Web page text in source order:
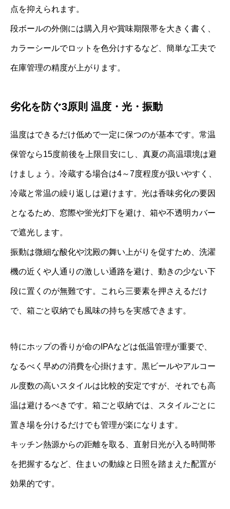
点を抑えられます。
段ボールの外側には購入月や賞味期限帯を大きく書く、
カラーシールでロットを色分けするなど、簡単な工夫で
在庫管理の精度が上がります。
劣化を防ぐ3原則 温度・光・振動
温度はできるだけ低めで一定に保つのが基本です。常温
保管なら15度前後を上限目安にし、真夏の高温環境は避
けましょう。冷蔵する場合は4～7度程度が扱いやすく、
冷蔵と常温の繰り返しは避けます。光は香味劣化の要因
となるため、窓際や蛍光灯下を避け、箱や不透明カバー
で遮光します。
振動は微細な酸化や沈殿の舞い上がりを促すため、洗濯
機の近くや人通りの激しい通路を避け、動きの少ない下
段に置くのが無難です。これら三要素を押さえるだけ
で、箱ごと収納でも風味の持ちを実感できます。
特にホップの香りが命のIPAなどは低温管理が重要で、
なるべく早めの消費を心掛けます。黒ビールやアルコー
ル度数の高いスタイルは比較的安定ですが、それでも高
温は避けるべきです。箱ごと収納では、スタイルごとに
置き場を分けるだけでも管理が楽になります。
キッチン熱源からの距離を取る、直射日光が入る時間帯
を把握するなど、住まいの動線と日照を踏まえた配置が
効果的です。